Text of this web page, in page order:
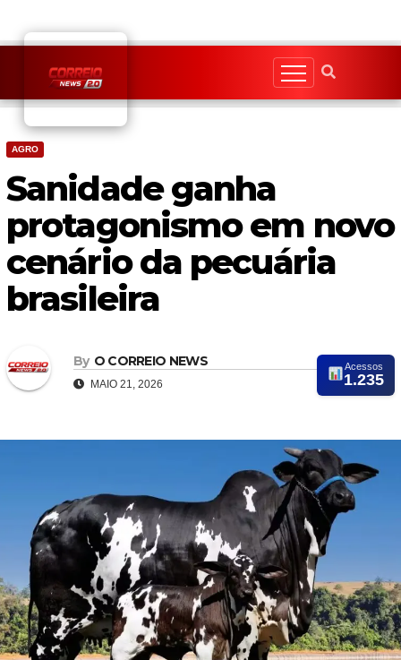
content
AGRO
Sanidade ganha
protagonismo em novo
cenário da pecuária
brasileira
By O CORREIO NEWS
MAIO 21, 2026
Acessos
1.235